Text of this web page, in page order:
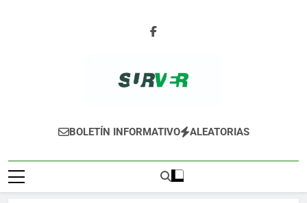
SURVER
BOLETÍN INFORMATIVO ALEATORIAS